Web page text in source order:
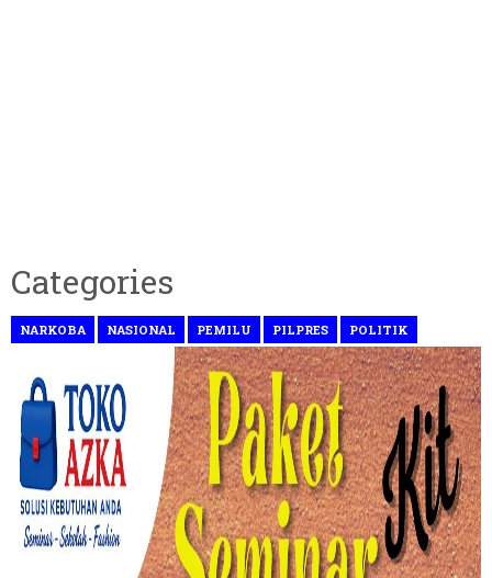
Categories
NARKOBA NASIONAL PEMILU PILPRES POLITIK